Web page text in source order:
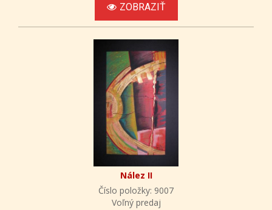
ZOBRAZIŤ
Nález II
Číslo položky: 9007
Voľný predaj